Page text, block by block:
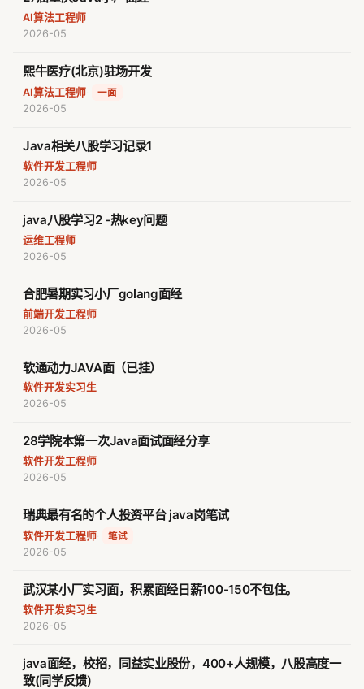
AI算法工程师
2026-05
熙牛医疗(北京)驻场开发
AI算法工程师 一面
2026-05
Java相关八股学习记录1
软件开发工程师
2026-05
java八股学习2 -热key问题
运维工程师
2026-05
合肥暑期实习小厂golang面经
前端开发工程师
2026-05
软通动力JAVA面（已挂）
软件开发实习生
2026-05
28学院本第一次Java面试面经分享
软件开发工程师
2026-05
瑞典最有名的个人投资平台 java岗笔试
软件开发工程师 笔试
2026-05
武汉某小厂实习面，积累面经日薪100-150不包住。
软件开发实习生
2026-05
java面经，校招，同益实业股份，400+人规模，八股高度一
致(同学反馈)